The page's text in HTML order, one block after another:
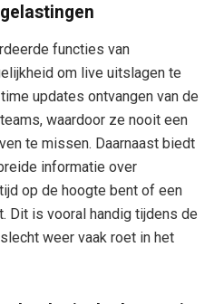
functies van
om live uitslagen te
updates ontvangen van de
waardoor ze nooit een
te missen. Daarnaast biedt
informatie over
op de hoogte bent of een
Dit is vooral handig tijdens de
weer vaak roet in het